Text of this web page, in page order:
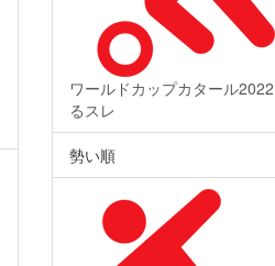
ワールドカップカタール
るスレ
勢い順